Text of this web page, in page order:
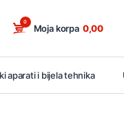
Moja korpa
0
0,00
aparati i bijela tehnika